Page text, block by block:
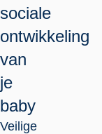
sociale
ontwikkeling
van
je
baby
Veilige